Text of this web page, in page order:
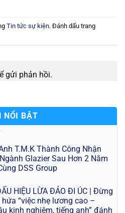
Tin tức sự kiện. Đánh dấu trang
gửi phản hồi.
NỔI BẬT
T.M.K Thành Công Nhận
Glazier Sau Hơn 2 Năm
DSS Group
HIỆU LỪA ĐẢO ĐI ÚC | Đừng
“việc nhẹ lương cao –
kinh nghiệm, tiếng anh” đánh